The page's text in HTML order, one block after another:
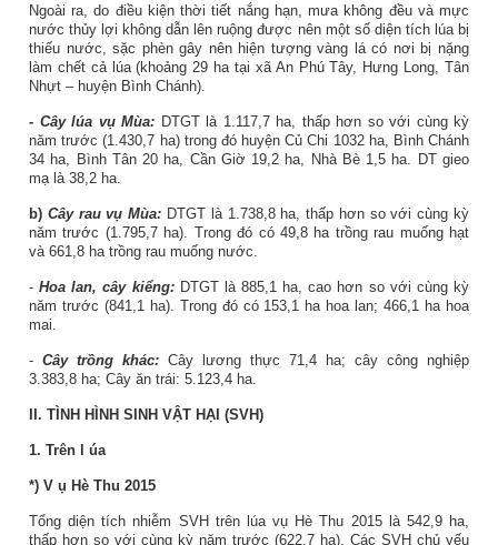
Ngoài ra, do điều kiện thời tiết nắng hạn, mưa không đều và mực
nước thủy lợi không dẫn lên ruộng được nên một số diện tích lúa bị
thiếu nước, sặc phèn gây nên hiện tượng vàng lá có nơi bị nặng
làm chết cả lúa (khoảng 29 ha tại xã An Phú Tây, Hưng Long, Tân
Nhựt – huyện Bình Chánh).
- Cây lúa vụ Mùa: DTGT là 1.117,7 ha, thấp hơn so với cùng kỳ
năm trước (1.430,7 ha) trong đó huyện Củ Chi 1032 ha, Bình Chánh
34 ha, Bình Tân 20 ha, Cần Giờ 19,2 ha, Nhà Bè 1,5 ha. DT gieo
mạ là 38,2 ha.
b) Cây rau vụ Mùa: DTGT là 1.738,8 ha, thấp hơn so với cùng kỳ
năm trước (1.795,7 ha). Trong đó có 49,8 ha trồng rau muống hạt
và 661,8 ha trồng rau muống nước.
-Hoa lan, cây kiểng:DTGT là 885,1 ha, cao hơn so với cùng kỳ
năm trước (841,1 ha). Trong đó có 153,1 ha hoa lan; 466,1 ha hoa
mai.
- Cây trồng khác: Cây lương thực 71,4 ha; cây công nghiệp
3.383,8 ha; Cây ăn trái: 5.123,4 ha.
II. TÌNH HÌNH SINH VẬT HẠI (SVH)
1. Trên l úa
*) V ụ Hè Thu 2015
Tổng diện tích nhiễm SVH trên lúa vụ Hè Thu 2015 là 542,9 ha,
thấp hơn so với cùng kỳ năm trước (622,7 ha). Các SVH chủ yếu